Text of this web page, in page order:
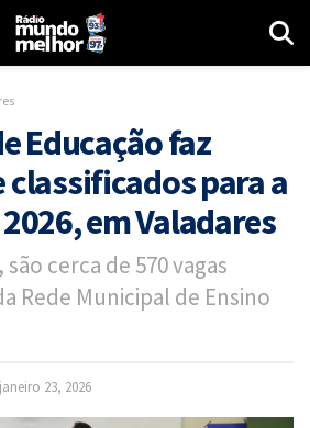
Educação faz
classificados para a
em Valadares
cerca de 570 vagas
Rede Municipal de Ensino
janeiro 23, 2026